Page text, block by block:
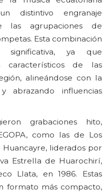
distintivo engranaje
las agrupaciones de
Esta combinación
significativa, ya que
característicos de las
alineándose con la
abrazando influencias
grabaciones hito,
como las de Los
liderados por
Estrella de Huarochirí,
Llata, en 1986. Estas
formato más compacto,